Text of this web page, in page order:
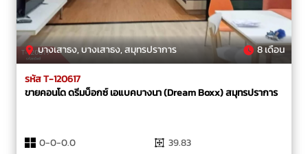
บางเสาธง, บางเสาธง, สมุทรปราการ 8 เดือน
รหัส T-120617
ขายคอนโด ดรีมบ็อกซ์ เอแบคบางนา (Dream Boxx) สมุทรปราการ
0-0-0.0
39.83